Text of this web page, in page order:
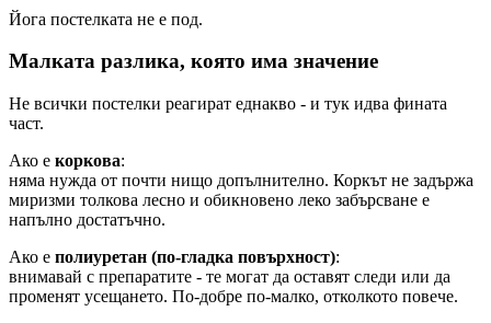
Йога постелката не е под.
Малката разлика, която има значение
Не всички постелки реагират еднакво - и тук идва фината
част.
Ако е коркова:
няма нужда от почти нищо допълнително. Коркът не задържа
миризми толкова лесно и обикновено леко забърсване е
напълно достатъчно.
Ако е полиуретан (по-гладка повърхност):
внимавай с препаратите - те могат да оставят следи или да
променят усещането. По-добре по-малко, отколкото повече.